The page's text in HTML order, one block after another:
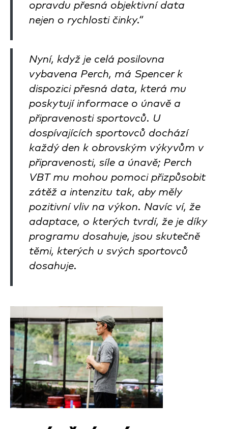
opravdu přesná objektivní data
nejen o rychlosti činky.“
Nyní, když je celá posilovna
vybavena Perch, má Spencer k
dispozici přesná data, která mu
poskytují informace o únavě a
připravenosti sportovců. U
dospívajících sportovců dochází
každý den k obrovským výkyvům v
připravenosti, síle a únavě; Perch
VBT mu mohou pomoci přizpůsobit
zátěž a intenzitu tak, aby měly
pozitivní vliv na výkon. Navíc ví, že
adaptace, o kterých tvrdí, že je díky
programu dosahuje, jsou skutečně
těmi, kterých u svých sportovců
dosahuje.